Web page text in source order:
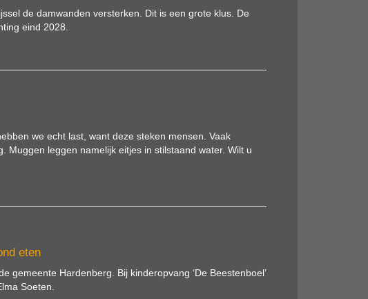
de damwanden versterken. Dit is een grote klus. De
eind 2028.
we echt last, want deze steken mensen. Vaak
Muggen leggen namelijk eitjes in stilstaand water. Wilt u
eten
gemeente Hardenberg. Bij kinderopvang ‘De Beestenboel’
Soeten.